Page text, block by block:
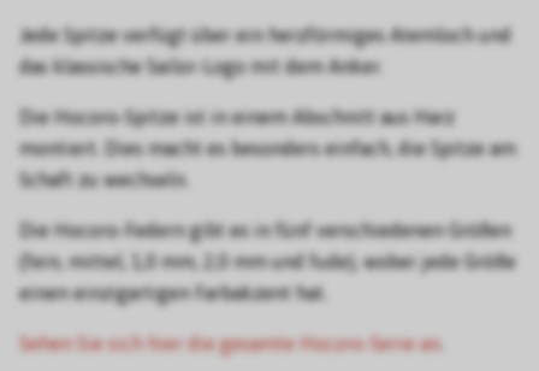
Jede Spitze verfügt über ein herzförmiges Atemloch und
das klassische Sailor-Logo mit dem Anker.
Die Hocoro-Spitze ist in einem Abschnitt aus Harz
montiert. Dies macht es besonders einfach, die Spitze am
Schaft zu wechseln.
Die Hocoro-Federn gibt es in fünf verschiedenen Größen
(fein, mittel, 1,0 mm, 2,0 mm und fude), wobei jede Größe
einen einzigartigen Farbakzent hat.
Sehen Sie sich hier die gesamte Hocoro-Serie an